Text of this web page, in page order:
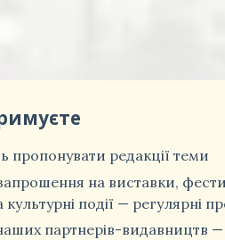
пропонувати редакції теми
на виставки,
культурні події — регулярні
партнерів-видавництв